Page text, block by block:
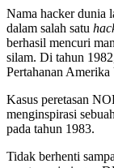
Nama hacker dunia
dalam salah satu
berhasil mencuri
silam. Di tahun
Pertahanan Amerika
Kasus peretasan
menginspirasi
pada tahun 1983.
Tidak berhenti